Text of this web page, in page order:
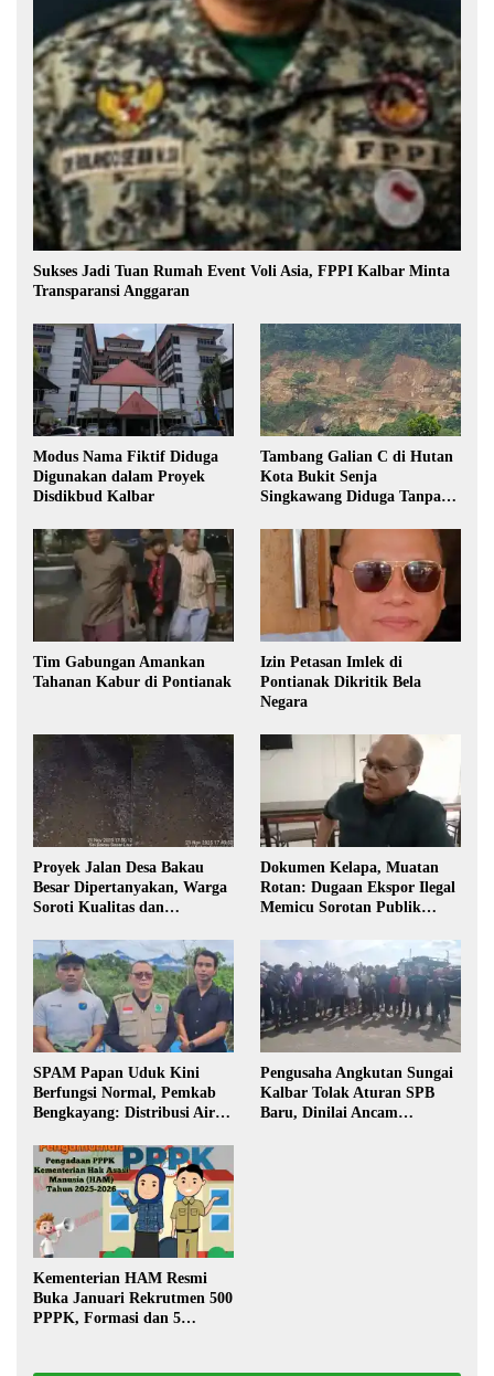
Sukses Jadi Tuan Rumah Event Voli Asia, FPPI Kalbar Minta
Transparansi Anggaran
Modus Nama Fiktif Diduga
Digunakan dalam Proyek
Disdikbud Kalbar
Tambang Galian C di Hutan
Kota Bukit Senja
Singkawang Diduga Tanpa
Tim Gabungan Amankan
Tahanan Kabur di Pontianak
Izin Petasan Imlek di
Pontianak Dikritik Bela
Negara
Proyek Jalan Desa Bakau
Besar Dipertanyakan, Warga
Soroti Kualitas dan
Pembangunan
Dokumen Kelapa, Muatan
Rotan: Dugaan Ekspor Ilegal
Memicu Sorotan Publik
SPAM Papan Uduk Kini
Berfungsi Normal, Pemkab
Bengkayang: Distribusi Air
Warga
Pengusaha Angkutan Sungai
Kalbar Tolak Aturan SPB
Baru, Dinilai Ancam
Kementerian HAM Resmi
Buka Januari Rekrutmen 500
PPPK, Formasi dan 5